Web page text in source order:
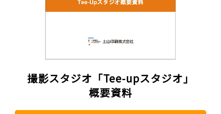
撮影スタジオ「Tee-upスタジオ」
概要資料